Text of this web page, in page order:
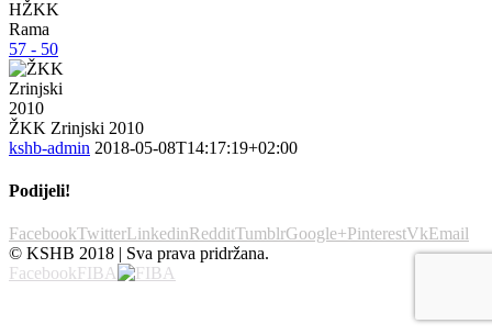
57 - 50
ŽKK Zrinjski 2010
kshb-admin 2018-05-08T14:17:19+02:00
Podijeli!
FacebookTwitterLinkedinRedditTumblrGoogle+PinterestVkEmail
© KSHB 2018 | Sva prava pridržana.
FacebookFIBA